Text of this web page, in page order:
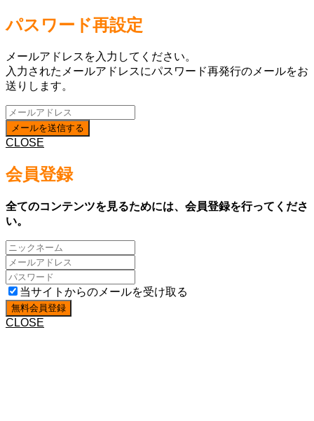
パスワード再設定
メールアドレスを入力してください。
入力されたメールアドレスにパスワード再発行のメールをお
送りします。
CLOSE
会員登録
全てのコンテンツを見るためには、会員登録を行ってくださ
い。
当サイトからのメールを受け取る
CLOSE